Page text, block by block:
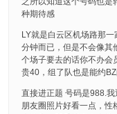
种期待感
LY就是白云区机场路那
分钟而已，但是不会像其
个场子要去的话你不办会
贵40，组了队也是能约BZ
直接进正题 号码是988.
朋友圈照片好看一点，性